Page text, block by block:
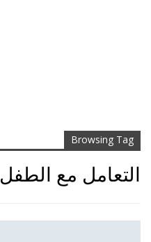
Browsing Tag
التعامل مع الطفل